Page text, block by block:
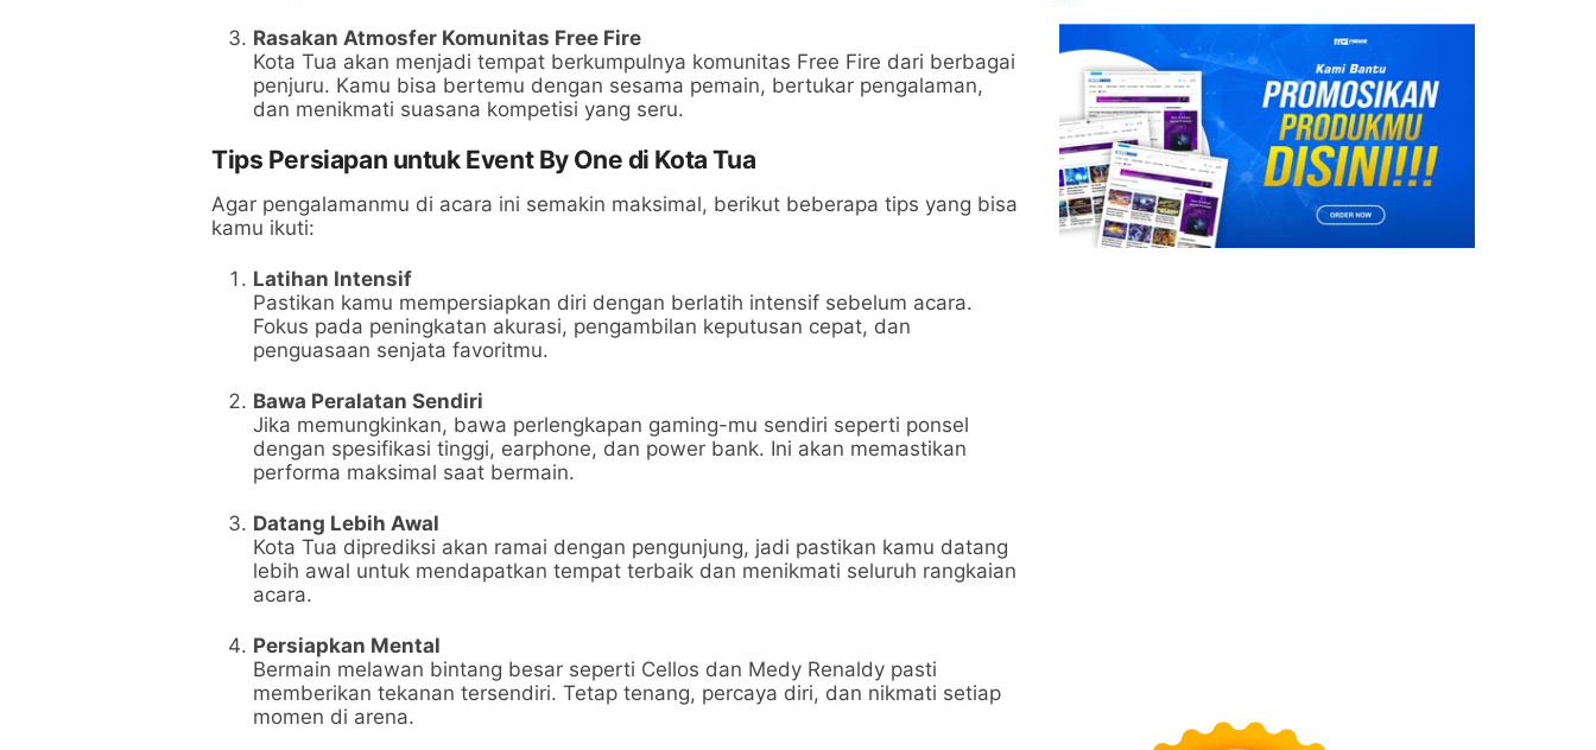
Rasakan Atmosfer Komunitas Free Fire
Kota Tua akan menjadi tempat berkumpulnya komunitas Free Fire dari berbagai
penjuru. Kamu bisa bertemu dengan sesama pemain, bertukar pengalaman,
dan menikmati suasana kompetisi yang seru.
Tips Persiapan untuk Event By One di Kota Tua
Agar pengalamanmu di acara ini semakin maksimal, berikut beberapa tips yang bisa
kamu ikuti:
Latihan Intensif
Pastikan kamu mempersiapkan diri dengan berlatih intensif sebelum acara.
Fokus pada peningkatan akurasi, pengambilan keputusan cepat, dan
penguasaan senjata favoritmu.
Bawa Peralatan Sendiri
Jika memungkinkan, bawa perlengkapan gaming-mu sendiri seperti ponsel
dengan spesifikasi tinggi, earphone, dan power bank. Ini akan memastikan
performa maksimal saat bermain.
Datang Lebih Awal
Kota Tua diprediksi akan ramai dengan pengunjung, jadi pastikan kamu datang
lebih awal untuk mendapatkan tempat terbaik dan menikmati seluruh rangkaian
acara.
Persiapkan Mental
Bermain melawan bintang besar seperti Cellos dan Medy Renaldy pasti
memberikan tekanan tersendiri. Tetap tenang, percaya diri, dan nikmati setiap
momen di arena.